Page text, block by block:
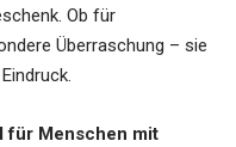
Ob für
Überraschung – sie
für Menschen mit